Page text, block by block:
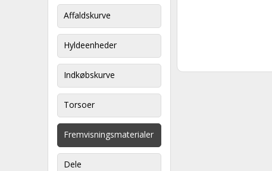
Affaldskurve
Hyldeenheder
Indkøbskurve
Torsoer
Fremvisningsmaterialer
Dele